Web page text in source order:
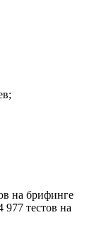
на брифинге
тестов на